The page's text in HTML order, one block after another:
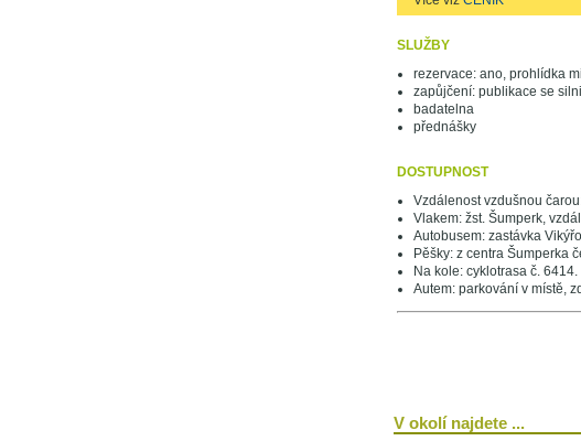
SLUŽBY
rezervace: ano, prohlídka
zapůjčení: publikace se
badatelna
přednášky
DOSTUPNOST
Vzdálenost vzdušnou
Vlakem: žst. Šumperk,
Autobusem: zastávka
Pěšky: z centra Šumperka
Na kole: cyklotrasa č. 6414.
Autem: parkování v místě,
V okolí najdete ...